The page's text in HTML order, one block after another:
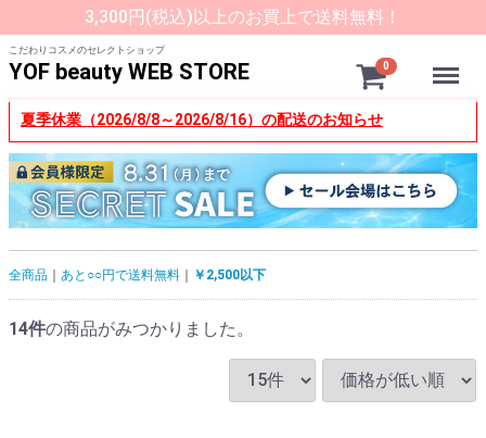
3,300円(税込)以上のお買上で送料無料！
こだわりコスメのセレクトショップ
YOF beauty WEB STORE 0 Menu
夏季休業（2026/8/8～2026/8/16）の配送のお知らせ
全商品 あと○○円で送料無料 ￥2,500以下
14件の商品がみつかりました。